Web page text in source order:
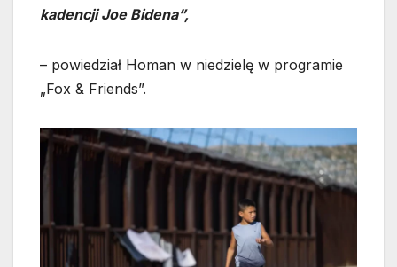
kadencji Joe Bidena”,
– powiedział Homan w niedzielę w programie
„Fox & Friends”.